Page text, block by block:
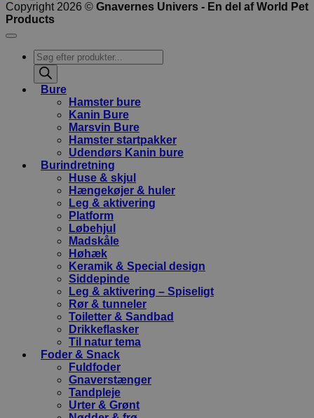
Copyright 2026 © Gnavernes Univers - En del af World Pet
Products
Products
search
Bure
Hamster bure
Kanin Bure
Marsvin Bure
Hamster startpakker
Udendørs Kanin bure
Burindretning
Huse & skjul
Hængekøjer & huler
Leg & aktivering
Platform
Løbehjul
Madskåle
Høhæk
Keramik & Special design
Siddepinde
Leg & aktivering – Spiseligt
Rør & tunneler
Toiletter & Sandbad
Drikkeflasker
Til natur tema
Foder & Snack
Fuldfoder
Gnaverstænger
Tandpleje
Urter & Grønt